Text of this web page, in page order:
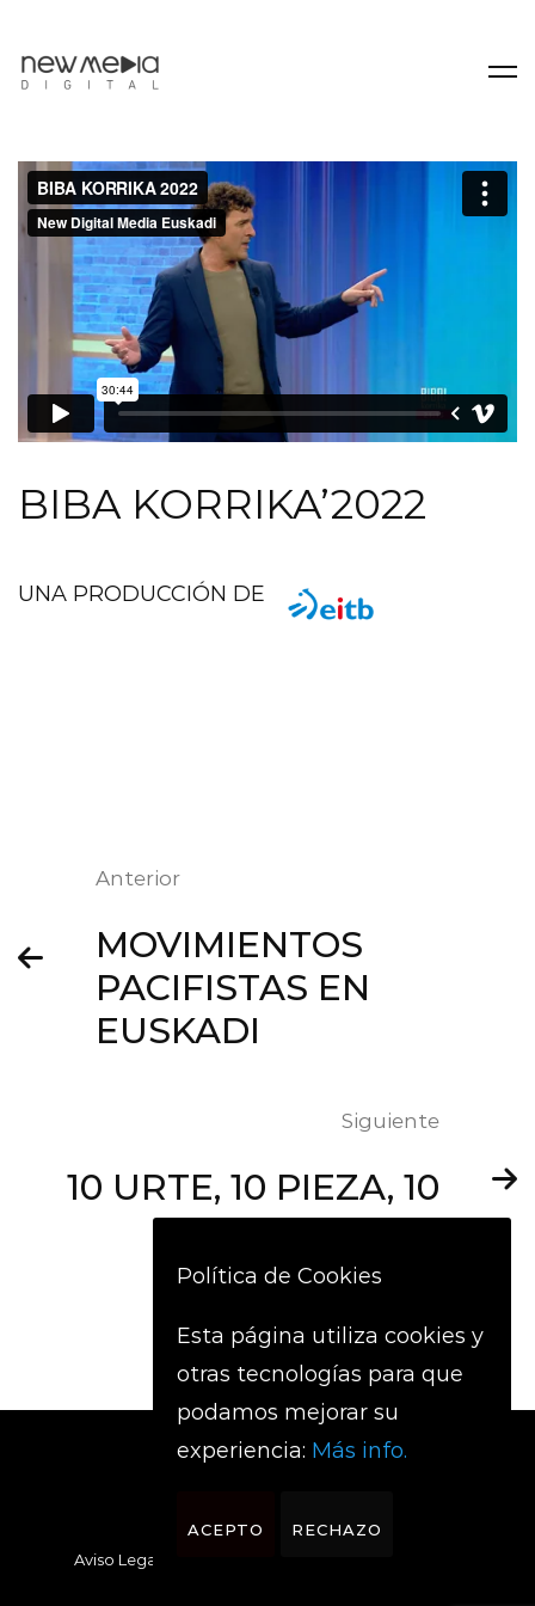
BIBA KORRIKA’2022
UNA PRODUCCIÓN DE
Anterior
MOVIMIENTOS
PACIFISTAS EN
EUSKADI
Siguiente
10 URTE, 10 PIEZA, 10
BEGIRADA
Aviso Legal
Política de Cookies
Esta página utiliza cookies y
otras tecnologías para que
podamos mejorar su
experiencia: Más info.
ACEPTO RECHAZO